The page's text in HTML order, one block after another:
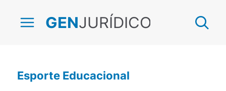
GENJURÍDICO
Esporte Educacional